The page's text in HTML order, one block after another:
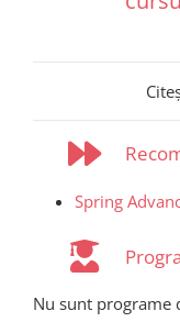
Spring
Nu sunt programe